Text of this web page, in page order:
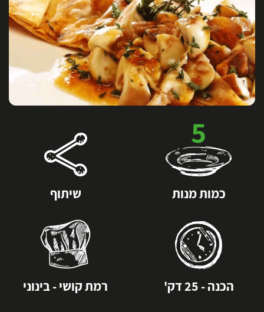
הכנה - 25 דק' רמת קושי - בינוני
5
כמות מנות שיתוף